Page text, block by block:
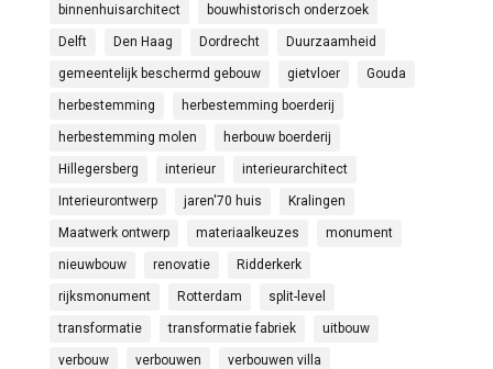
binnenhuisarchitect bouwhistorisch onderzoek
Delft Den Haag Dordrecht Duurzaamheid
gemeentelijk beschermd gebouw gietvloer Gouda
herbestemming herbestemming boerderij
herbestemming molen herbouw boerderij
Hillegersberg interieur interieurarchitect
Interieurontwerp jaren'70 huis Kralingen
Maatwerk ontwerp materiaalkeuzes monument
nieuwbouw renovatie Ridderkerk
rijksmonument Rotterdam split-level
transformatie transformatie fabriek uitbouw
verbouw verbouwen verbouwen villa